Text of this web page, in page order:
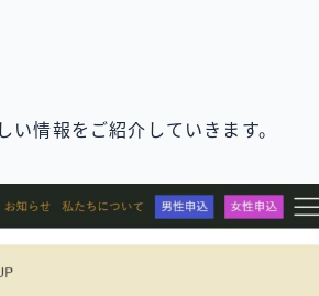
情報をご紹介していきます。